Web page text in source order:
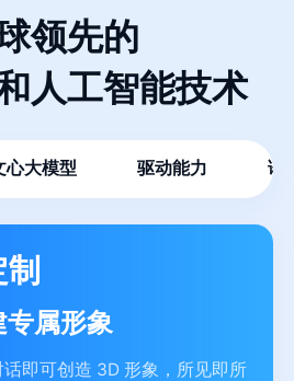
领先的
人工智能技术
心大模型 驱动能力 语
专属形象
即可创造 3D 形象，所见即所